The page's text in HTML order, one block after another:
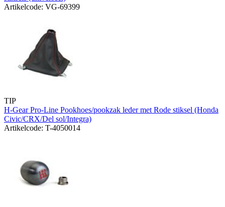
Artikelcode: VG-69399
TIP
H-Gear Pro-Line Pookhoes/pookzak leder met Rode stiksel (Honda
Civic/CRX/Del sol/Integra)
Artikelcode: T-4050014